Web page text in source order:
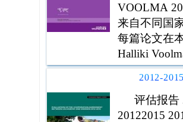
VOOLMA
来自不同国
每篇论文在
Halliki
正义她在剑
者论文发表
评估报告
20122015